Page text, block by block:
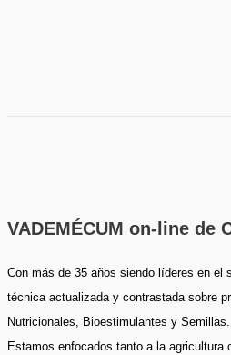
VADEMÉCUM on-line de
Con más de 35 años siendo líderes en el
técnica actualizada y contrastada sobre
Nutricionales, Bioestimulantes y Semillas.
Estamos enfocados tanto a la agricultura